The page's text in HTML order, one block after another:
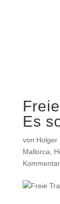
Es
von Holger
Mallorca